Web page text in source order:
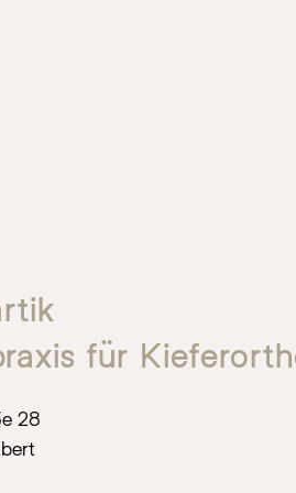
für
28